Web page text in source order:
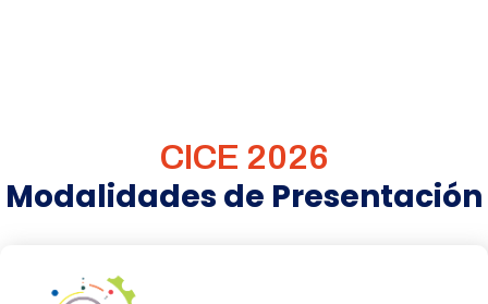
CICE 2026
Modalidades de Presentación